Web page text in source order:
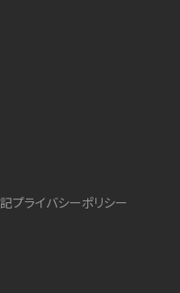
プライバシーポリシー